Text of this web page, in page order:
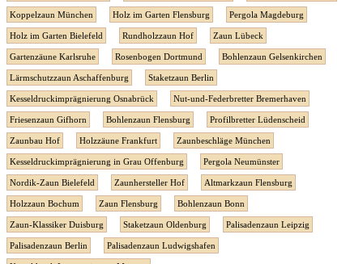
Koppelzaun München Holz im Garten Flensburg Pergola Magdeburg
Holz im Garten Bielefeld Rundholzzaun Hof Zaun Lübeck
Gartenzäune Karlsruhe Rosenbogen Dortmund Bohlenzaun Gelsenkirchen
Lärmschutzzaun Aschaffenburg Staketzaun Berlin
Kesseldruckimprägnierung Osnabrück Nut-und-Federbretter Bremerhaven
Friesenzaun Gifhorn Bohlenzaun Flensburg Profilbretter Lüdenscheid
Zaunbau Hof Holzzäune Frankfurt Zaunbeschläge München
Kesseldruckimprägnierung in Grau Offenburg Pergola Neumünster
Nordik-Zaun Bielefeld Zaunhersteller Hof Altmarkzaun Flensburg
Holzzaun Bochum Zaun Flensburg Bohlenzaun Bonn
Zaun-Klassiker Duisburg Staketzaun Oldenburg Palisadenzaun Leipzig
Palisadenzaun Berlin Palisadenzaun Ludwigshafen